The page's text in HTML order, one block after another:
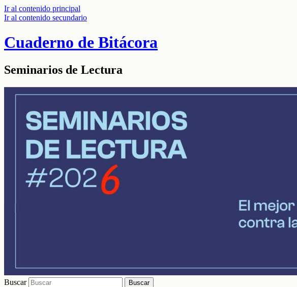
Ir al contenido principal
Ir al contenido secundario
Cuaderno de Bitácora
Seminarios de Lectura
Buscar